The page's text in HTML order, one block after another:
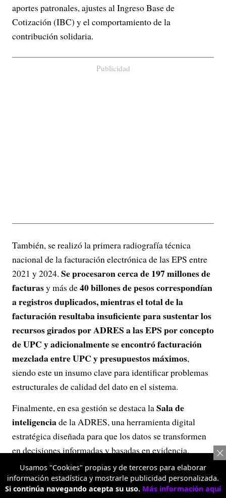
aportes patronales, ajustes al Ingreso Base de
Cotización (IBC) y el comportamiento de la
contribución solidaria.
Publicidad
También, se realizó la primera radiografía técnica
nacional de la facturación electrónica de las EPS entre
2021 y 2024. Se procesaron cerca de 197 millones de
facturasy más de40 billones de pesos correspondían
a registros duplicados, mientras el total de la
facturación resultaba insuficiente para sustentar los
recursos girados por ADRES a las EPS por concepto
de UPC y adicionalmente se encontró facturación
mezclada entre UPC y presupuestos máximos,
siendo este un insumo clave para identificar problemas
estructurales de calidad del dato en el sistema.
Finalmente, en esa gestión se destaca laSala de
inteligenciade la ADRES, una herramienta digital
estratégica diseñada para que los datos se transformen
en decisiones informadas y basadas en evidencia,
facilitando la consulta de indicadores clave sobre
recaudo, auditoría y pago del sector salud. Su propósito
es fortalecer la transparencia en la administración de los
Usamos "Cookies" propias y de terceros para elaborar
información estadística y mostrarle publicidad personalizada.
Si continúa navegando acepta su uso. Más información aquí